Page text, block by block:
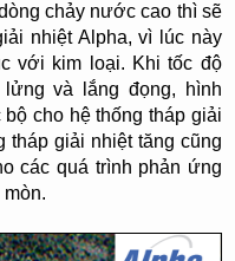
chảy nước cao thì sẽ
nhiệt Alpha, vì lúc này
với kim loại. Khi tốc độ
và lắng đọng, hình
cho hệ thống tháp giải
tháp giải nhiệt tăng cũng
các quá trình phản ứng